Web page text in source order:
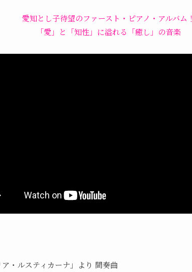
愛知とし子待望のファースト・ピアノ・アルバム！
「愛」と「知性」に溢れる「癒し」の音楽
・ルスティカーナ」より 間奏曲